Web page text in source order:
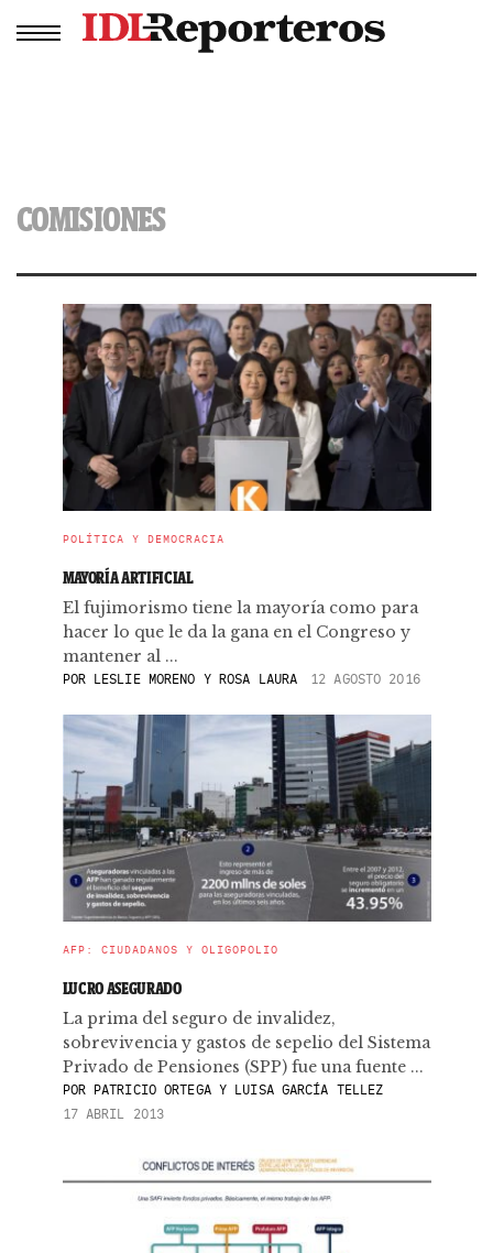
COMISIONES
POLÍTICA Y DEMOCRACIA
MAYORÍA ARTIFICIAL
El fujimorismo tiene la mayoría como para
hacer lo que le da la gana en el Congreso y
mantener al ...
PORLESLIE MORENO Y ROSA LAURA 12 AGOSTO 2016
AFP: CIUDADANOS Y OLIGOPOLIO
LUCRO ASEGURADO
La prima del seguro de invalidez,
sobrevivencia y gastos de sepelio del Sistema
Privado de Pensiones (SPP) fue una fuente ...
PORPATRICIO ORTEGA Y LUISA GARCÍA TELLEZ
17 ABRIL 2013